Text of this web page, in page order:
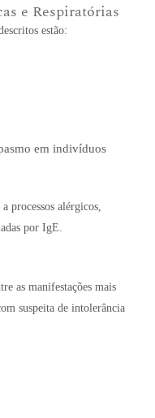
e Respiratórias
estão:
em indivíduos
processos alérgicos,
por IgE.
as manifestações mais
suspeita de intolerância